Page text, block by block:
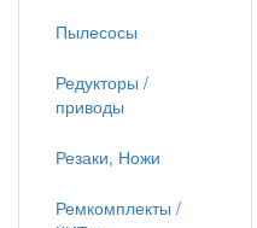
Пылесосы
Редукторы /
приводы
Резаки, Ножи
Ремкомплекты /